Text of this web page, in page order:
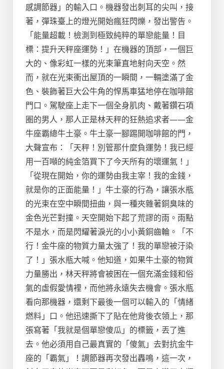
感調節器」的輸入口。機器發出刺耳的尖叫，接
著，彈珠臺上的燈光開始瘋狂閃爍，發出警告。
「能量超載！檢測到極致純粹的單戀能量！目
標：提升天秤座運勢！」在機器的頂部，一個巨
大的、像彩虹一樣的光束筆直地射向天空。然
而，就在光束衝出屋頂的一瞬間，一輛塗滿了金
色、裝飾著巨大公牛角的悍馬車猛地停在咖啡館
門口。駕駛座上走下一個全身肌肉、戴著鑽石項
圈的男人，那人正是林天秤的狂熱追求者——金
牛座霸總牛土豪。牛土豪一腳踢開咖啡館的門，
大聲宣布：「天秤！別管那什麼負運勢！我已經
用一百噸的純金箔買下了今天所有的壞運氣！」
「從現在開始，你的運勢由我主宰！我的金錢，
就是你的正面能量！」牛土豪的行為，讓張水瓶
的光束在空中瞬間扭曲，與一種夾雜著銅臭味的
金色光芒對撞。天空開始下起了荒謬的雨。雨點
不是水，而是閃耀著淚光的小小黃銅齒輪。「不
行！金牛座的物質力量太強了！我的單戀被汙染
了！」張水瓶大喊。他知道，如果牛土豪的物質
力量勝出，林天秤將會被困在一個充滿金錢和俗
氣的虛假愛情裡，而他將永遠失去機會。張水瓶
看向那機器，還剩下最後一個可以輸入的「情緒
燃料」口。他迅速撕下了貼在他背後衣領上，那
張寫著「我就是個單戀傻瓜」的標籤，丟了進
去。他必須用自己最真實的「傻氣」去對抗金牛
座的「霸氣」！調節器再次發出轟鳴，這一次，